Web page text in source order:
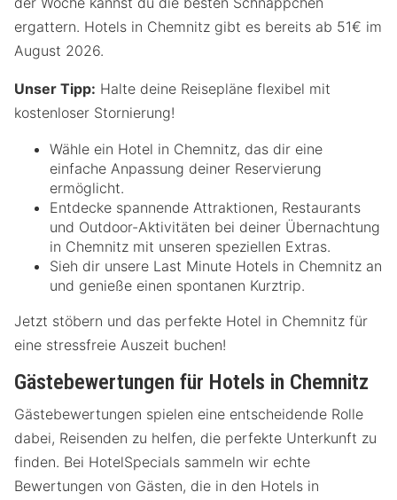
ergattern. Hotels in Chemnitz gibt es bereits ab 51€ im
August 2026.
Unser Tipp: Halte deine Reisepläne flexibel mit
kostenloser Stornierung!
Wähle ein Hotel in Chemnitz, das dir eine
einfache Anpassung deiner Reservierung
ermöglicht.
Entdecke spannende Attraktionen, Restaurants
und Outdoor-Aktivitäten bei deiner Übernachtung
in Chemnitz mit unseren speziellen Extras.
Sieh dir unsere Last Minute Hotels in Chemnitz an
und genieße einen spontanen Kurztrip.
Jetzt stöbern und das perfekte Hotel in Chemnitz für
eine stressfreie Auszeit buchen!
Gästebewertungen für Hotels in Chemnitz
Gästebewertungen spielen eine entscheidende Rolle
dabei, Reisenden zu helfen, die perfekte Unterkunft zu
finden. Bei HotelSpecials sammeln wir echte
Bewertungen von Gästen, die in den Hotels in